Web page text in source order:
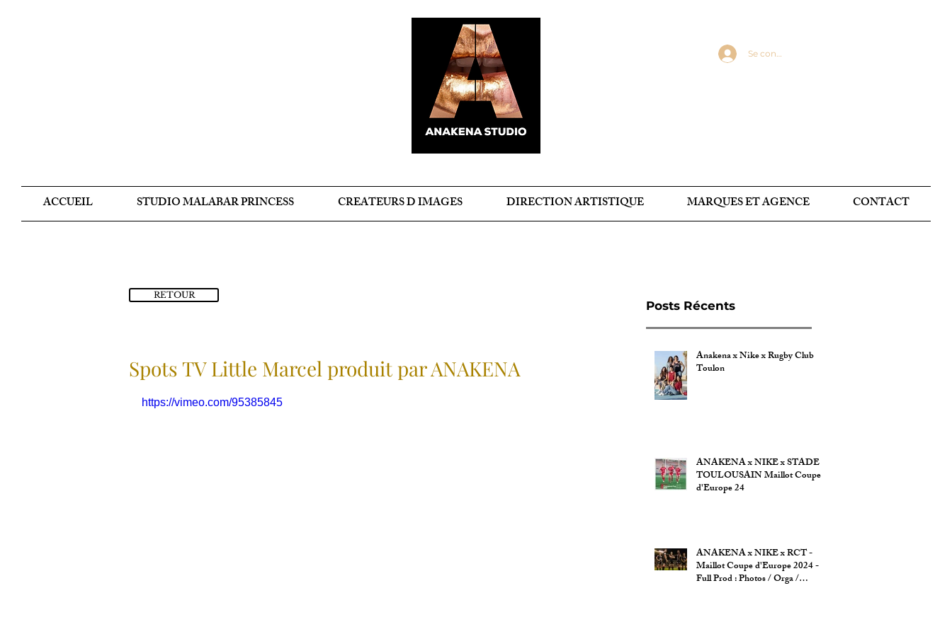
Se connecter
ACCUEIL STUDIO MALABAR PRINCESS CREATEURS D IMAGES DIRECTION ARTISTIQUE MARQUES ET AGENCE CONTACT
RETOUR
Posts Récents
Spots TV Little Marcel produit par ANAKENA
https://vimeo.com/95385845
Anakena x Nike x Rugby Club
Toulon
ANAKENA x NIKE x STADE
TOULOUSAIN Maillot Coupe
d'Europe 24
ANAKENA x NIKE x RCT -
Maillot Coupe d'Europe 2024 -
Full Prod : Photos / Orga /